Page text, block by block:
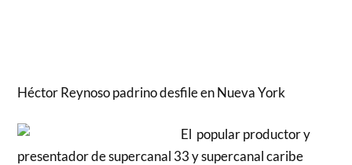
Héctor Reynoso padrino desfile en Nueva York
El popular productor y
presentador de supercanal 33 y supercanal caribe